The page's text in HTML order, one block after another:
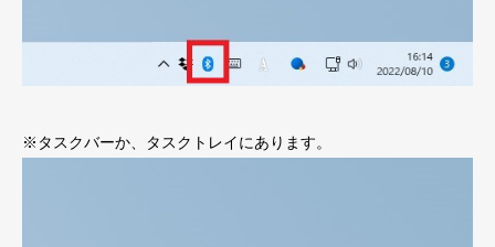
※タスクバーか、タスクトレイにあります。